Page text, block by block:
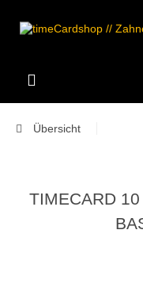
Übersicht
TIMECARD